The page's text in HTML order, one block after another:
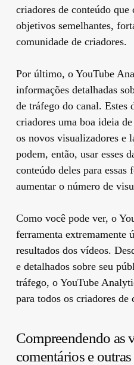
criadores de conteúdo
objetivos semelhantes,
comunidade de criadores.
Por último, o YouTube
informações detalhadas
de tráfego do canal. Estes
criadores uma boa ideia
os novos visualizadores e
podem, então, usar esses
conteúdo deles para essas
aumentar o número de
Como você pode ver, o
ferramenta extremamente
resultados dos vídeos.
e detalhados sobre seu
tráfego, o YouTube
para todos os criadores de
Compreendendo as
comentários e